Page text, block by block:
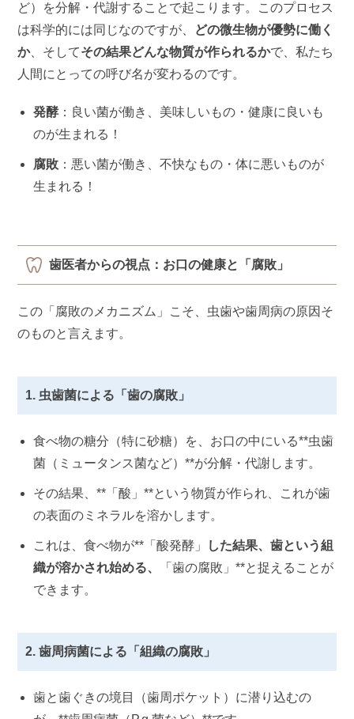
ど）を分解・代謝することで起こります。このプロセス
は科学的には同じなのですが、 どの微生物が優勢に働く
か、そしてその結果どんな物質が作られるかで、私たち
人間にとっての呼び名が変わるのです。
発酵：良い菌が働き、美味しいもの・健康に良いも
のが生まれる！
腐敗 ：悪い菌が働き、不快なもの・体に悪いものが
生まれる！
歯医者からの視点：お口の健康と「腐敗」
この「腐敗のメカニズム」こそ、虫歯や歯周病の原因そ
のものと言えます。
1. 虫歯菌による「歯の腐敗」
食べ物の糖分（特に砂糖）を、お口の中にいる**虫歯
菌（ミュータンス菌など）**が分解・代謝します。
その結果、**「酸」**という物質が作られ、これが歯
の表面のミネラルを溶かします。
これは、食べ物が**「酸発酵」
した結果、歯という組
織が溶かされ始める、
「歯の腐敗」**と捉えることが
できます。
2. 歯周病菌による「組織の腐敗」
歯と歯ぐきの境目（歯周ポケット）に潜り込むの